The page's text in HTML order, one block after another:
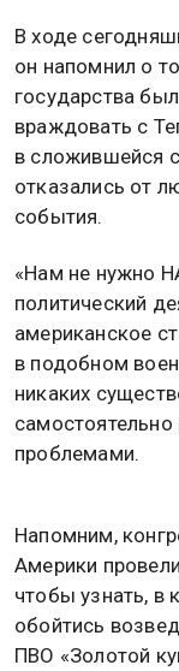
В ходе
он напомнил о
государства
враждовать с
в сложившейся
отказались от
события.
«Нам не нужно
политический
американское
в подобном
никаких
проблемами.
Напомним,
Америки
чтобы узнать, в
обойтись
ПВО «Золотой